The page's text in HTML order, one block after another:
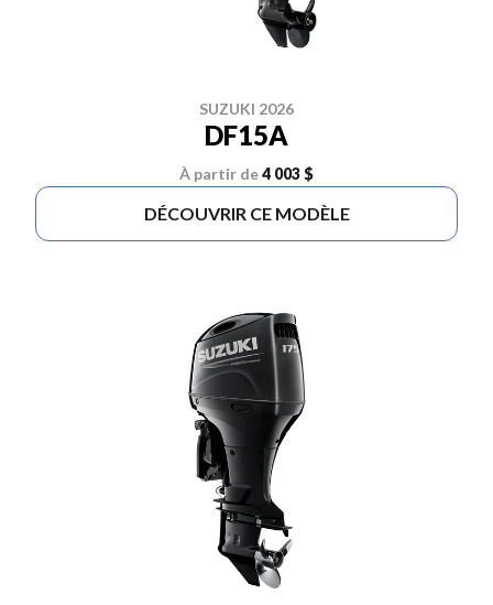
SUZUKI 2026
DF15A
À partir de4 003 $
DÉCOUVRIR CE MODÈLE